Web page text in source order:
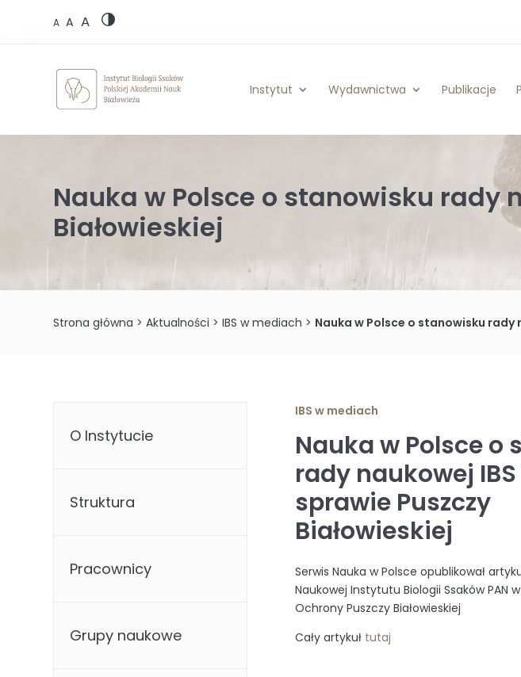
A A A
Instytut Wydawnictwa Publikacje
Nauka w Polsce o stanowisku rady
Białowieskiej
Strona główna >Aktualności >IBS w mediach > Nauka w Polsce o stanowisku rady
IBS w mediach
Nauka w Polsce o
rady naukowej IBS
sprawie Puszczy
Białowieskiej
Serwis Nauka w Polsce opublikował
Naukowej Instytutu Biologii Ssaków PAN
Ochrony Puszczy Białowieskiej
Cały artykuł tutaj
O Instytucie
Struktura
Pracownicy
Grupy naukowe